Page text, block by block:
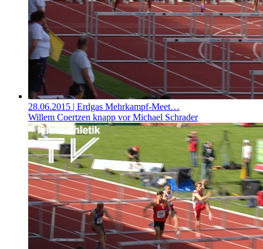
28.06.2015 | Erdgas Mehrkampf-Meet…
Willem Coertzen knapp vor Michael Schrader